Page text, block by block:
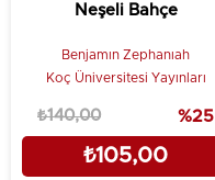
Neşeli Bahçe
Benjamın Zephanıah
Koç Üniversitesi Yayınları
₺105,00
₺140,00 %25